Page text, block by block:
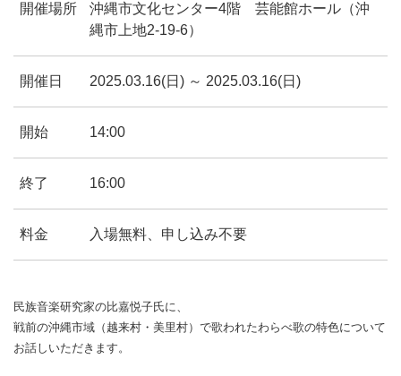
開催場所
沖縄市文化センター4階 芸能館ホール（沖
縄市上地2-19-6）
開催日 2025.03.16(日) ～ 2025.03.16(日)
開始 14:00
終了 16:00
料金 入場無料、申し込み不要
民族音楽研究家の比嘉悦子氏に、
戦前の沖縄市域（越来村・美里村）で歌われたわらべ歌の特色について
お話しいただきます。